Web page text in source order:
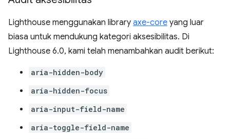
Lighthouse menggunakan library axe-core yang luar
biasa untuk mendukung kategori aksesibilitas. Di
Lighthouse 6.0, kami telah menambahkan audit berikut:
aria-hidden-body
aria-hidden-focus
aria-input-field-name
aria-toggle-field-name